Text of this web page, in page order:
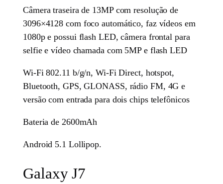
Câmera traseira de 13MP com resolução de
3096×4128 com foco automático, faz vídeos em
1080p e possui flash LED, câmera frontal para
selfie e vídeo chamada com 5MP e flash LED
Wi-Fi 802.11 b/g/n, Wi-Fi Direct, hotspot,
Bluetooth, GPS, GLONASS, rádio FM, 4G e
versão com entrada para dois chips telefônicos
Bateria de 2600mAh
Android 5.1 Lollipop.
Galaxy J7